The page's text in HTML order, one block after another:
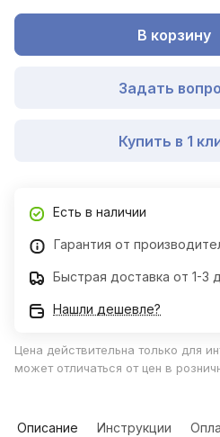
В корзину
Задать
Купить в 1
Есть в наличии
Гарантия от
Быстрая доставка от 1-3
Нашли дешевле?
Цена действительна только для
может отличаться от цен в
Описание Инструкции